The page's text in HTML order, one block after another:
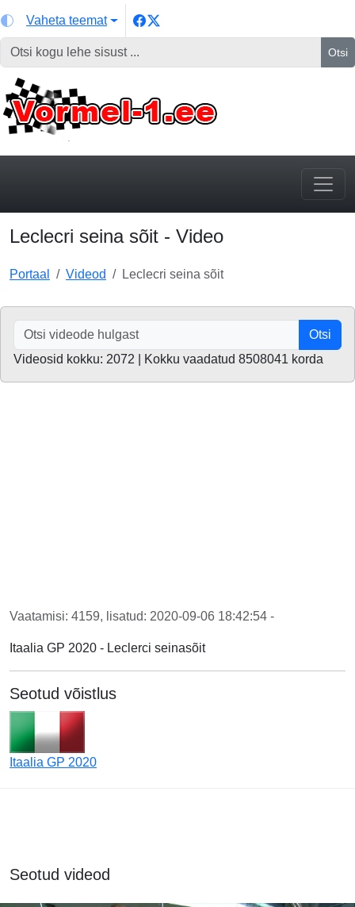
Vaheta teemat
Otsi
Leclecri seina sõit - Video
Portaal Videod Leclecri seina sõit
Otsi
Videosid kokku: 2072 | Kokku vaadatud 8508041 korda
Vaatamisi: 4159, lisatud: 2020-09-06 18:42:54 -
Itaalia GP 2020 - Leclerci seinasõit
Seotud võistlus
Itaalia GP 2020
Seotud videod